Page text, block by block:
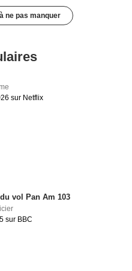
ne pas manquer
sur Netflix
vol Pan Am 103
sur BBC